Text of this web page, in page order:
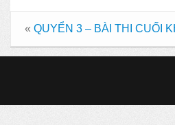
« QUYỂN 3 – BÀI THI CUỐI